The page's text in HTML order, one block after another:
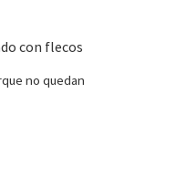
con flecos
no quedan